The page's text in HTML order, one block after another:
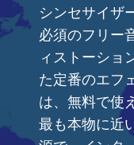
シンセサイザ
必須のフリー
ィストーショ
た定番のエフ
は、無料で使
最も本物に近